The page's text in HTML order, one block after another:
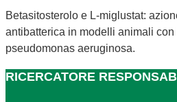
Betasitosterolo e L-miglustat:
antibatterica in modelli animali con
pseudomonas aeruginosa.
RICERCATORE